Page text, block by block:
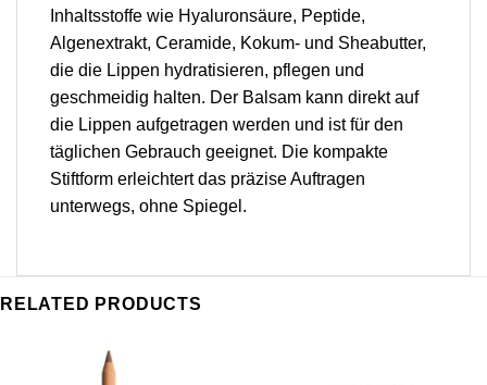
Inhaltsstoffe wie Hyaluronsäure, Peptide,
Algenextrakt, Ceramide, Kokum- und Sheabutter,
die die Lippen hydratisieren, pflegen und
geschmeidig halten. Der Balsam kann direkt auf
die Lippen aufgetragen werden und ist für den
täglichen Gebrauch geeignet. Die kompakte
Stiftform erleichtert das präzise Auftragen
unterwegs, ohne Spiegel.
RELATED PRODUCTS